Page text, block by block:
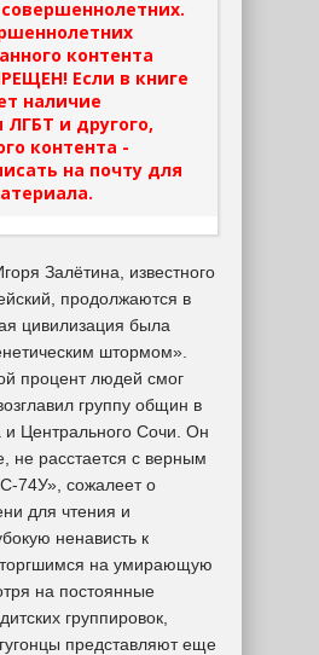
контента
Если в книге
наличие
и другого,
контента -
на почту для
Залётина, известного
продолжаются в
цивилизация была
штормом».
процент людей смог
группу общин в
Центрального Сочи. Он
не расстается с верным
74У», сожалеет о
для чтения и
ненависть к
на умирающую
на постоянные
группировок,
представляют еще